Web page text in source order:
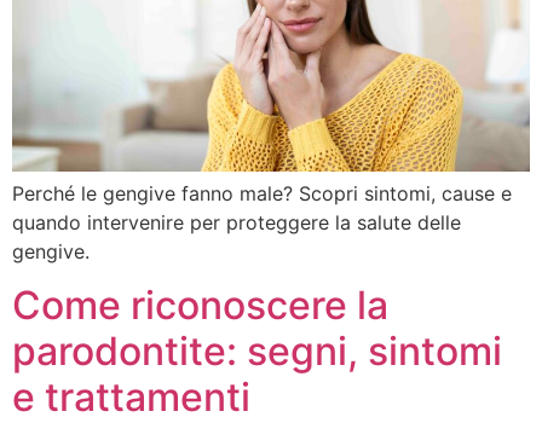
Perché le gengive fanno male? Scopri sintomi, cause e
quando intervenire per proteggere la salute delle
gengive.
Come riconoscere la
parodontite: segni, sintomi
e trattamenti